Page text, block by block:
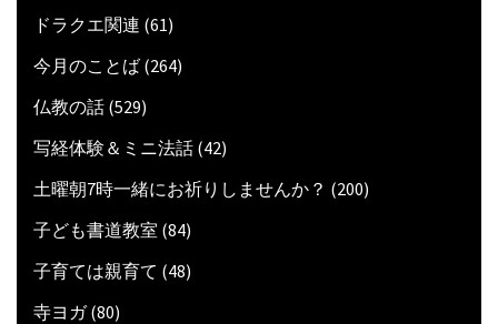
ドラクエ関連 (61)
今月のことば (264)
仏教の話 (529)
写経体験＆ミニ法話 (42)
土曜朝7時一緒にお祈りしませんか？ (200)
子ども書道教室 (84)
子育ては親育て (48)
寺ヨガ(80)